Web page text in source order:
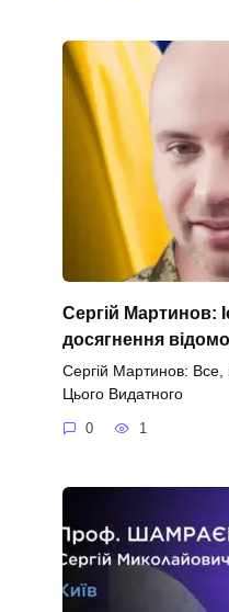
Сергій Мартинов:
досягнення
Сергій Мартинов:
Цього Видатного
0 1